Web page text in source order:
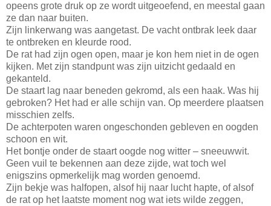
opeens grote druk op ze wordt uitgeoefend, en meestal gaan
ze dan naar buiten.
Zijn linkerwang was aangetast. De vacht ontbrak leek daar
te ontbreken en kleurde rood.
De rat had zijn ogen open, maar je kon hem niet in de ogen
kijken. Met zijn standpunt was zijn uitzicht gedaald en
gekanteld.
De staart lag naar beneden gekromd, als een haak. Was hij
gebroken? Het had er alle schijn van. Op meerdere plaatsen
misschien zelfs.
De achterpoten waren ongeschonden gebleven en oogden
schoon en wit.
Het bontje onder de staart oogde nog witter – sneeuwwit.
Geen vuil te bekennen aan deze zijde, wat toch wel
enigszins opmerkelijk mag worden genoemd.
Zijn bekje was halfopen, alsof hij naar lucht hapte, of alsof
de rat op het laatste moment nog wat iets wilde zeggen,